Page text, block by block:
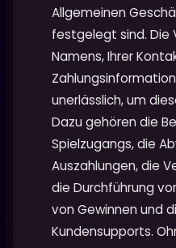
Allgemeinen
festgelegt sind. Die
Namens, Ihrer
unerlässlich, um
Dazu gehören die
Spielzugangs, die
Auszahlungen, die
die Durchführung
von Gewinnen und
Kundensupports.